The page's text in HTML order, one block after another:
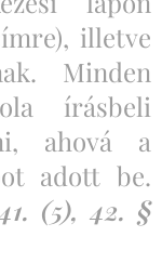
illetve
Minden
írásbeli
ahová a
adott be.
(5), 42. §